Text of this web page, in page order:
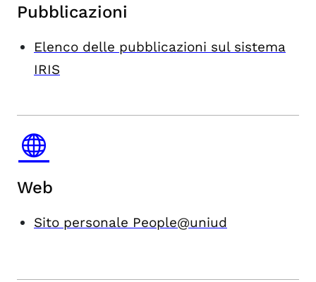
Pubblicazioni
Elenco delle pubblicazioni sul sistema
IRIS
Web
Sito personale People@uniud